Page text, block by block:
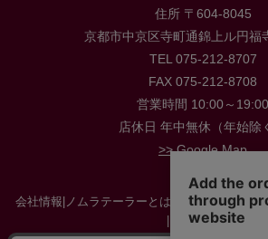
住所 〒604-8045
京都市中京区寺町通錦上ル円福
TEL 075-212-8707
FAX 075-212-8708
営業時間 10:00～19:00
店休日 年中無休（年始除
>> Google Map
会社情報 ノムラテーラーとは 店舗情報|採用情
お問い合わせ